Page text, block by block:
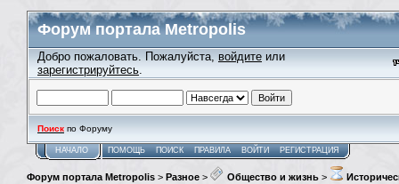
Форум портала Metropolis
Добро пожаловать. Пожалуйста, войдите или
зарегистрируйтесь.
Поиск по Форуму
НАЧАЛО ПОМОЩЬ ПОИСК ПРАВИЛА ВОЙТИ РЕГИСТРАЦИЯ
Форум портала Metropolis > Разное > Общество и жизнь >